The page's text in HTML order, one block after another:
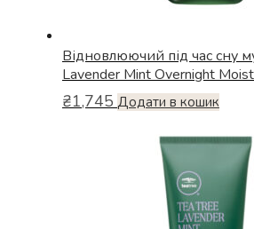
Відновлюючий під час сну
Lavender Mint Overnight
₴1,745 Додати в кошик